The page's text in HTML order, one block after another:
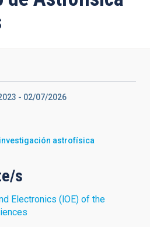
- 02/07/2026
astrofísica
s
Electronics (lOE) of the